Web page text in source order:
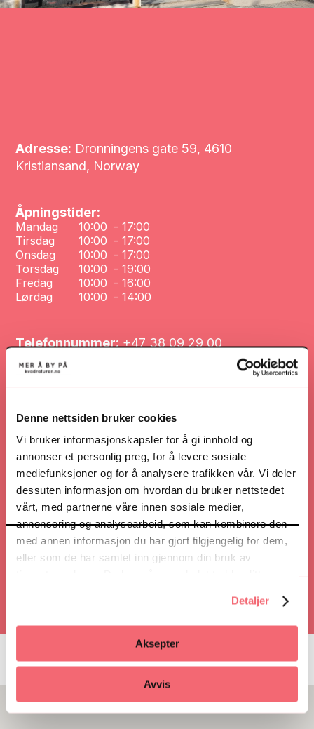
Denne nettsiden bruker cookies
Vi bruker informasjonskapsler for å gi innhold og
annonser et personlig preg, for å levere sosiale
mediefunksjoner og for å analysere trafikken vår. Vi deler
dessuten informasjon om hvordan du bruker nettstedet
vårt, med partnerne våre innen sosiale medier,
annonsering og analysearbeid, som kan kombinere den
med annen informasjon du har gjort tilgjengelig for dem,
eller som de har samlet inn gjennom din bruk av
Detaljer
Aksepter
Avvis
Adresse: Dronningens gate 59, 4610
Kristiansand, Norway
Åpningstider:
Mandag 10:00 -17:00
Tirsdag
10:00 -17:00
Onsdag
10:00 -17:00
Torsdag
10:00 -19:00
Fredag
10:00 -16:00
Lørdag
10:00 -14:00
Telefonnummer: +47 38 09 29 00
Nettsted:
Nettsted
Veibeskrivelse
Ring